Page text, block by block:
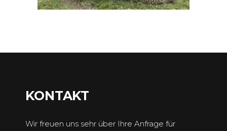
KONTAKT
Wir freuen uns sehr über Ihre Anfrage für